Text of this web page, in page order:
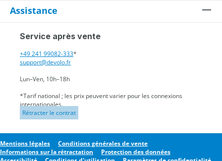
Assistance
Service après vente
+49 241 99082-333*
support@devolo.fr
Lun–Ven, 10h–18h
*Tarif national ; les prix peuvent varier pour les connexions
internationales.
Rétracter le contrat
Mentions légales
Conditions générales de vente
Informations sur la rétractation
Protection des données